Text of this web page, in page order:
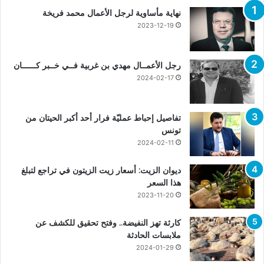
نهاية مأساوية لرجل الأعمال محمد فريخة
2023-12-19
رجل الأعمــال مهدي بن غربية فــي خــبر كــــــان
2024-02-17
تفاصيل إحباط عمليّة فرار أحد أكبر الحيتان من
تونس
2024-02-11
ديوان الزيت: أسعار زيت الزيتون في تراجع لتبلغ
هذا السعر
2023-11-20
كارثة تهز النفيضة.. وفتح تحقيق للكشف عن
ملابسات الحادثة
2024-01-29